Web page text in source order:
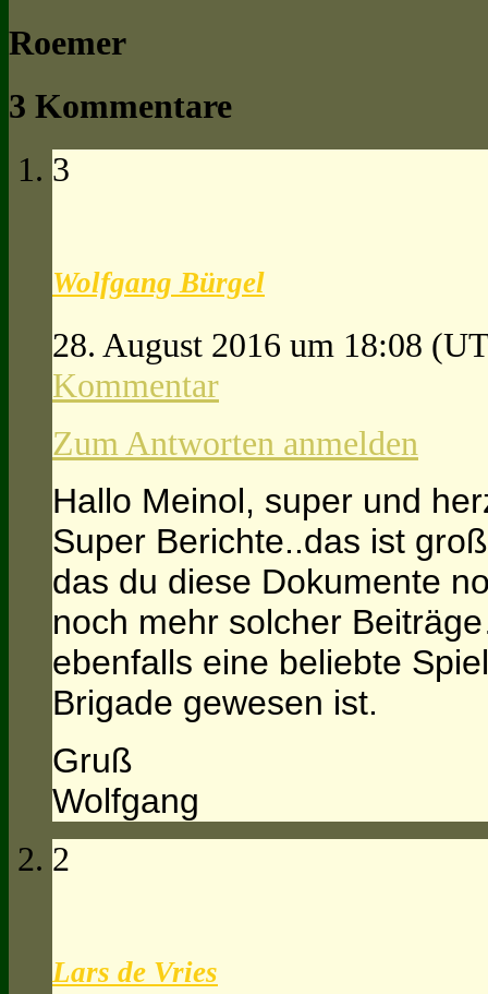
Roemer
3 Kommentare
3
Wolfgang Bürgel
28. August 2016 um 18:08
Kommentar
Zum Antworten anmelden
Hallo Meinol, super und
Super Berichte..das ist
das du diese Dokumente
noch mehr solcher
ebenfalls eine beliebte
Brigade gewesen ist.
Gruß
Wolfgang
2
Lars de Vries